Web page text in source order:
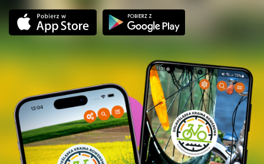
SEHENSWERTES ENTLANG DER ROUTE:
historische Gebäude der Dörfer
Kanclerzowice, Powidzko, Sieczków
(Backstein- und Fachwerkbauten)
Infrastrukturen, die an ehemalige Bahnhöfe